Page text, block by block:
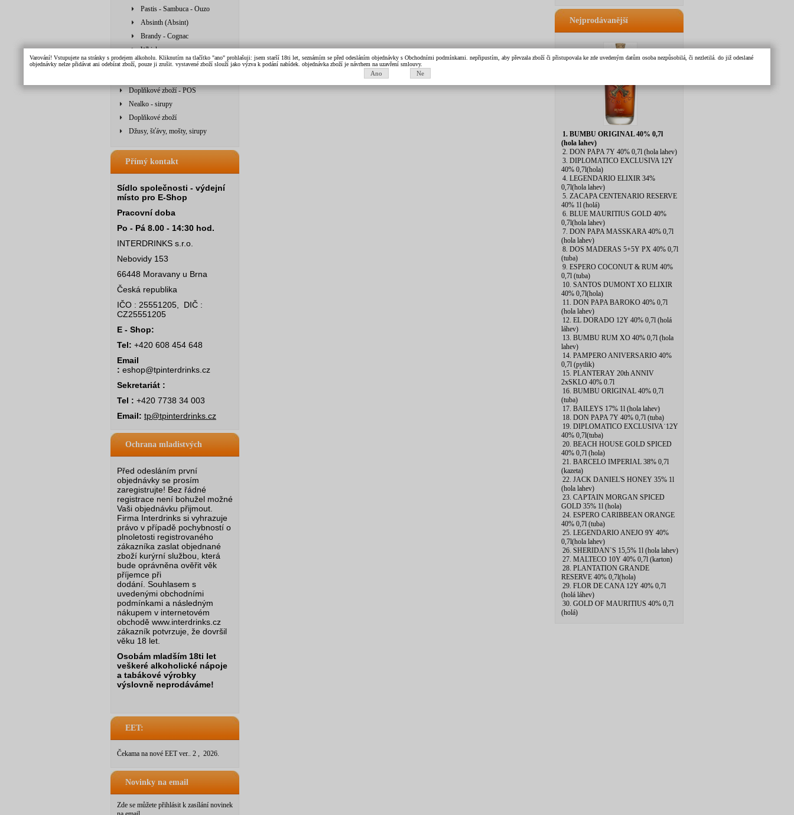
Pastis - Sambuca - Ouzo
Absinth (Absint)
Brandy - Cognac
Whisky
Vína
Doplňkové zboží - POS
Nealko - sirupy
Doplňkové zboží
Džusy, šťávy, mošty, sirupy
Přímý kontakt
Sídlo společnosti - výdejní
místo pro E-Shop
Pracovní doba
Po - Pá 8.00 - 14:30 hod.
INTERDRINKS s.r.o.
Nebovidy 153
66448 Moravany u Brna
Česká republika
IČO : 25551205, DIČ :
CZ25551205
E - Shop:
Tel: +420 608 454 648
Email
: eshop@tpinterdrinks.cz
Sekretariát :
Tel : +420 7738 34 003
Email: tp@tpinterdrinks.cz
Ochrana mladistvých
Před odesláním první
objednávky se prosím
zaregistrujte! Bez řádné
registrace není bohužel možné
Vaši objednávku přijmout.
Firma Interdrinks si vyhrazuje
právo v případě pochybností o
plnoletosti registrovaného
zákazníka zaslat objednané
zboží kurýrní službou, která
bude oprávněna ověřit věk
příjemce při
dodání. Souhlasem s
uvedenými obchodními
podmínkami a následným
nákupem v internetovém
obchodě www.interdrinks.cz
zákazník potvrzuje, že dovršil
věku 18 let.
Osobám mladším 18ti let
veškeré alkoholické nápoje
a tabákové výrobky
výslovně neprodáváme!
EET:
Čekama na nové EET ver.. 2 , 2026.
Novinky na email
Zde se můžete přihlásit k zasílání novinek
Nejprodávanější
1. BUMBU ORIGINAL 40% 0,7l
(hola lahev)
2. DON PAPA 7Y 40% 0,7l (hola lahev)
3. DIPLOMATICO EXCLUSIVA 12Y
40% 0,7l(hola)
4. LEGENDARIO ELIXIR 34%
0,7l(hola lahev)
5. ZACAPA CENTENARIO RESERVE
40% 1l (holá)
6. BLUE MAURITIUS GOLD 40%
0,7l(hola lahev)
7. DON PAPA MASSKARA 40% 0,7l
(hola lahev)
8. DOS MADERAS 5+5Y PX 40% 0,7l
(tuba)
9. ESPERO COCONUT & RUM 40%
0,7l (tuba)
10. SANTOS DUMONT XO ELIXIR
40% 0,7l(hola)
11. DON PAPA BAROKO 40% 0,7l
(hola lahev)
12. EL DORADO 12Y 40% 0,7l (holá
láhev)
13. BUMBU RUM XO 40% 0,7l (hola
lahev)
14. PAMPERO ANIVERSARIO 40%
0,7l (pytlik)
15. PLANTERAY 20th ANNIV
2xSKLO 40% 0.7l
16. BUMBU ORIGINAL 40% 0,7l
(tuba)
17. BAILEYS 17% 1l (hola lahev)
18. DON PAPA 7Y 40% 0,7l (tuba)
19. DIPLOMATICO EXCLUSIVA˙12Y
40% 0,7l(tuba)
20. BEACH HOUSE GOLD SPICED
40% 0,7l (hola)
21. BARCELO IMPERIAL 38% 0,7l
(kazeta)
22. JACK DANIEL'S HONEY 35% 1l
(hola lahev)
23. CAPTAIN MORGAN SPICED
GOLD 35% 1l (hola)
24. ESPERO CARIBBEAN ORANGE
40% 0,7l (tuba)
25. LEGENDARIO ANEJO 9Y 40%
0,7l(hola lahev)
26. SHERIDAN`S 15,5% 1l (hola lahev)
27. MALTECO 10Y 40% 0,7l (karton)
28. PLANTATION GRANDE
RESERVE 40% 0,7l(hola)
29. FLOR DE CANA 12Y 40% 0,7l
(holá láhev)
30. GOLD OF MAURITIUS 40% 0,7l
(holá)
Varování! Vstupujete na stránky s prodejem alkoholu. Kliknutím na tlačítko "ano" prohlašuji: jsem starší 18ti let, seznámím se před odesláním objednávky s Obchodními podmínkami. nepřipustím, aby převzala zboží či přistupovala ke zde uvedeným datům osoba nezpůsobilá, či nezletilá. do již odeslané
objednávky nelze přidávat ani odebírat zboží, pouze ji zrušit. vystavené zboží slouží jako výzva k podání nabídek. objednávka zboží je návrhem na uzavření smlouvy.
Ano Ne